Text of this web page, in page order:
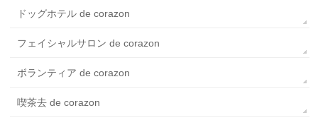
ドッグホテル de corazon
フェイシャルサロン de corazon
ボランティア de corazon
喫茶去 de corazon